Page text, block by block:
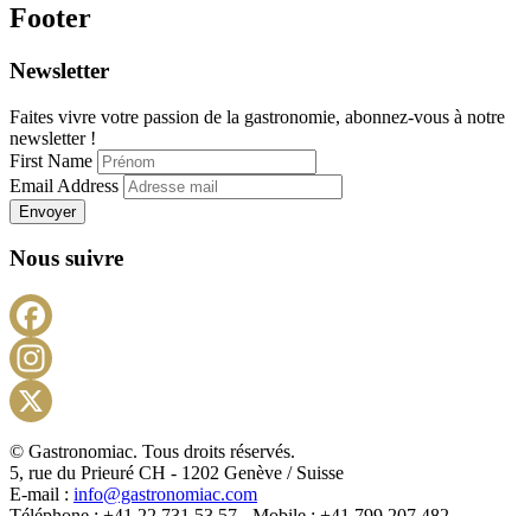
Footer
Newsletter
Faites vivre votre passion de la gastronomie, abonnez-vous à notre
newsletter !
First Name
Email Address
Envoyer
Nous suivre
X
© Gastronomiac. Tous droits réservés.
5, rue du Prieuré CH - 1202 Genève / Suisse
E-mail : info@gastronomiac.com